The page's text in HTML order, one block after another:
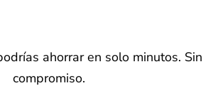
ahorrar en solo minutos. Sin
compromiso.